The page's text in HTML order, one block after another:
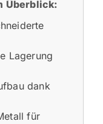
Überblick:
Lagerung
dank
für